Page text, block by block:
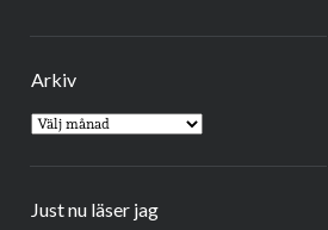
Arkiv
Arkiv
Just nu läser jag